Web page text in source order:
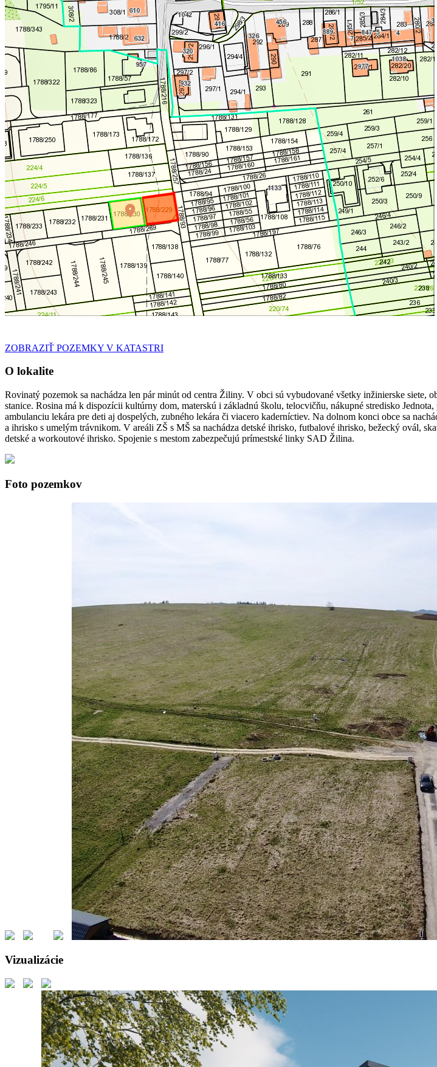
ZOBRAZIŤ POZEMKY V KATASTRI
O lokalite
Rovinatý pozemok sa nachádza len pár minút od centra Žiliny. V obci sú vybudované všetky inžinierske siete,
stanice. Rosina má k dispozícii kultúrny dom, materskú i základnú školu, telocvičňu, nákupné stredisko
ambulanciu lekára pre deti aj dospelých, zubného lekára či viacero kaderníctiev. Na dolnom konci obce sa
a ihrisko s umelým trávnikom. V areáli ZŠ s MŠ sa nachádza detské ihrisko, futbalové ihrisko, bežecký ovál,
detské a workoutové ihrisko. Spojenie s mestom zabezpečujú prímestské linky SAD Žilina.
Foto pozemkov
Vizualizácie